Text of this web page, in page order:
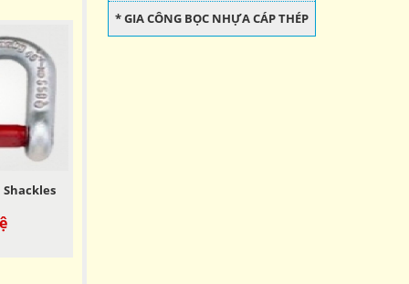
Shackles
* GIA CÔNG BỌC NHỰA CÁP THÉP